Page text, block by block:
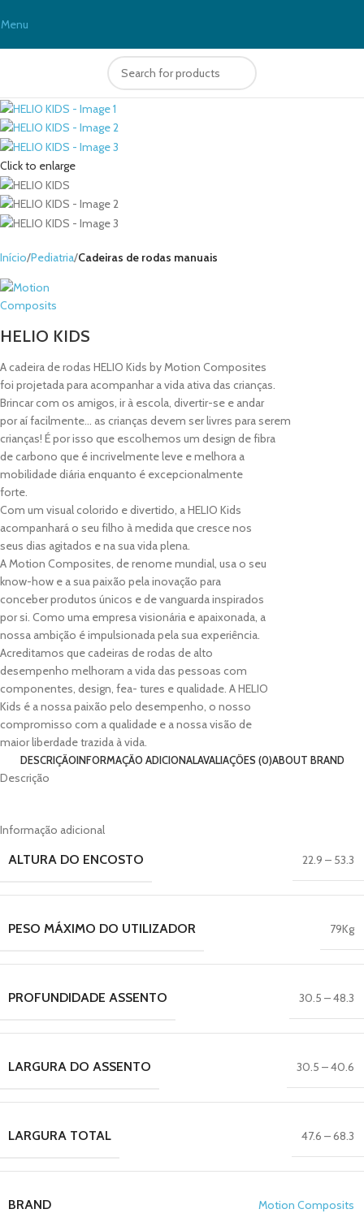
Menu
Click to enlarge
Início Pediatria Cadeiras de rodas manuais
HELIO KIDS
A cadeira de rodas HELIO Kids by Motion Composites
foi projetada para acompanhar a vida ativa das crianças.
Brincar com os amigos, ir à escola, divertir-se e andar
por aí facilmente… as crianças devem ser livres para serem
crianças! É por isso que escolhemos um design de fibra
de carbono que é incrivelmente leve e melhora a
mobilidade diária enquanto é excepcionalmente
forte.
Com um visual colorido e divertido, a HELIO Kids
acompanhará o seu filho à medida que cresce nos
seus dias agitados e na sua vida plena.
A Motion Composites, de renome mundial, usa o seu
know-how e a sua paixão pela inovação para
conceber produtos únicos e de vanguarda inspirados
por si. Como uma empresa visionária e apaixonada, a
nossa ambição é impulsionada pela sua experiência.
Acreditamos que cadeiras de rodas de alto
desempenho melhoram a vida das pessoas com
componentes, design, fea- tures e qualidade. A HELIO
Kids é a nossa paixão pelo desempenho, o nosso
compromisso com a qualidade e a nossa visão de
maior liberdade trazida à vida.
DESCRIÇÃOINFORMAÇÃO ADICIONALAVALIAÇÕES (0)ABOUT BRAND
Descrição
Informação adicional
ALTURA DO ENCOSTO 22.9 – 53.3
PESO MÁXIMO DO UTILIZADOR 79Kg
PROFUNDIDADE ASSENTO 30.5 – 48.3
LARGURA DO ASSENTO 30.5 – 40.6
LARGURA TOTAL 47.6 – 68.3
BRAND Motion Composits